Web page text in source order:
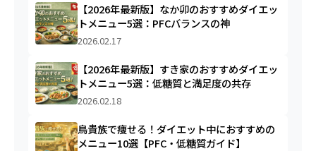
【2026年最新版】なか卯のおすすめダイエッ
トメニュー5選：PFCバランスの神
2026.02.17
【2026年最新版】すき家のおすすめダイエッ
トメニュー5選：低糖質と満足度の共存
2026.02.18
鳥貴族で痩せる！ダイエット中におすすめの
メニュー10選【PFC・低糖質ガイド】